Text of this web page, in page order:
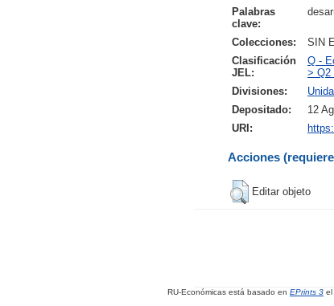
Palabras
clave:
Colecciones:
SIN
Clasificación
JEL:
Q -
> Q2
Divisiones:
Depositado:
12
URI:
Acciones
Editar objeto
RU-Económicas está basado en EPrints 3 el